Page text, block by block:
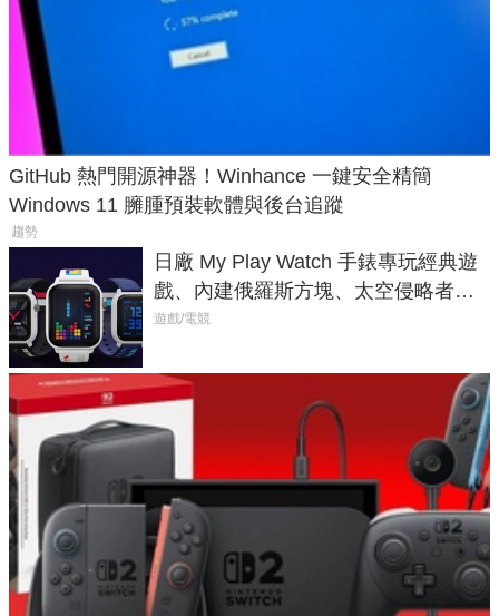
GitHub 熱門開源神器！Winhance 一鍵安全精簡
Windows 11 臃腫預裝軟體與後台追蹤
趨勢
日廠 My Play Watch 手錶專玩經典遊
戲、內建俄羅斯方塊、太空侵略者，
不過竟然不能連手機？
遊戲/電競